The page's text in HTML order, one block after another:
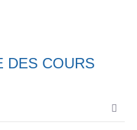
DES COURS